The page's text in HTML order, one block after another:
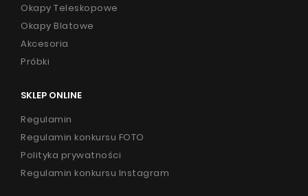
Okapy Teleskopowe
Okapy Blatowe
Akcesoria
Próbki
SKLEP ONLINE
Regulamin
Regulamin konkursu FOTO
Polityka prywatności
Regulamin konkursu Instagram